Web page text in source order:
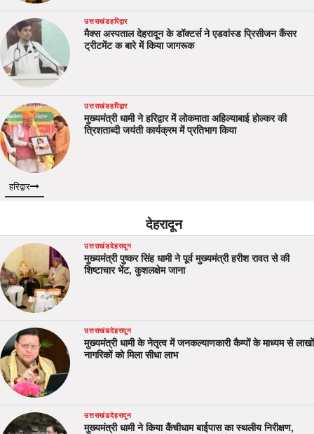
उत्तराखंडहरिद्वार
मैक्स अस्पताल देहरादून के डॉक्टर्स ने एडवांस्ड प्रिसीजन कैंसर
ट्रीटमेंट क बारे में किया जागरूक
उत्तराखंडहरिद्वार
मुख्यमंत्री धामी ने हरिद्वार में लोकमाता अहिल्याबाई होल्कर की
त्रिशताब्दी जयंती कार्यक्रम में प्रतिभाग किया
हरिद्वार
देहरादून
उत्तराखंडदेहरादून
मुख्यमंत्री पुष्कर सिंह धामी ने पूर्व मुख्यमंत्री हरीश रावत से की
शिष्टाचार भेंट, कुशलक्षेम जाना
उत्तराखंडदेहरादून
मुख्यमंत्री धामी के नेतृत्व में जनकल्याणकारी कैम्पों के माध्यम से लाखों
नागरिकों को मिला सीधा लाभ
उत्तराखंडदेहरादून
मुख्यमंत्री धामी ने किया कैंचीधाम बाईपास का स्थलीय निरीक्षण,